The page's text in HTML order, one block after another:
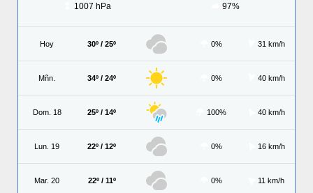
1007 hPa 97%
Hoy 30º / 25º 0% 31 km/h
Mñn. 34º / 24º 0% 40 km/h
Dom. 18 25º / 14º 100% 40 km/h
Lun. 19 22º / 12º 0% 16 km/h
Mar. 20 22º / 11º 0% 11 km/h